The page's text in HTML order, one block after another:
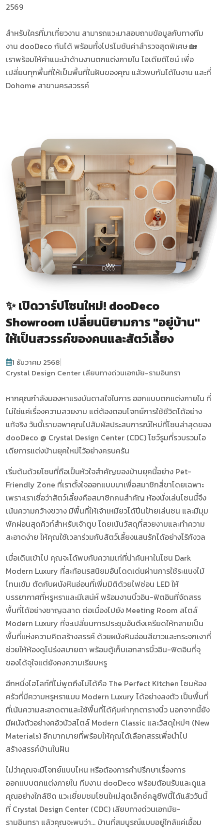
2569
สำหรับใครที่มาเที่ยวงาน สามารถแวะมาสอบถามข้อมูลกับทางทีม
งาน dooDeco กันได้ พร้อมทั้งโปรโมชันค่าสำรวจสุดพิเศษ 🏡
เราพร้อมให้คำแนะนำด้านงานตกแต่งภายใน ไอเดียดีไซน์ เพื่อ
เปลี่ยนทุกพื้นที่ให้เป็นพื้นที่ในฝันของคุณ แล้วพบกันได้ในงาน และที่
Dohome สาขานครสวรรค์
✨ เปิดวาร์ปโซนใหม่! dooDeco
Showroom เปลี่ยนนิยามการ "อยู่บ้าน"
ให้เป็นสวรรค์ของคนและสัตว์เลี้ยง
1 ธันวาคม 2568|
Crystal Design Center เลียบทางด่วนเอกมัย-รามอินทรา
หากคุณกำลังมองหาแรงบันดาลใจในการ ออกแบบตกแต่งภายใน ที่
ไม่ใช่แค่เรื่องความสวยงาม แต่ต้องตอบโจทย์การใช้ชีวิตได้อย่าง
แท้จริง วันนี้เราขอพาคุณไปสัมผัสประสบการณ์ใหม่ที่โซนล่าสุดของ
dooDeco @ Crystal Design Center (CDC)โชว์รูมที่รวบรวมไอ
เดียการแต่งบ้านยุคใหม่ไว้อย่างครบครัน
เริ่มต้นด้วยโซนที่ถือเป็นหัวใจสำคัญของบ้านยุคนี้อย่าง Pet-
Friendly Zone ที่เราตั้งใจออกแบบมาเพื่อสมาชิกสี่ขาโดยเฉพาะ
เพราะเราเชื่อว่าสัตว์เลี้ยงคือสมาชิกคนสำคัญ ห้องนั่งเล่นโซนนี้จึง
เน้นความกว้างขวาง มีพื้นที่ให้เจ้าเหมียวได้ปีนป้ายเล่นซน และมีมุม
พักผ่อนสุดคิวท์สำหรับเจ้าตูบ โดยเน้นวัสดุที่สวยงามและทำความ
สะอาดง่าย ให้คุณใช้เวลาร่วมกับสัตว์เลี้ยงแสนรักได้อย่างไร้กังวล
เมื่อเดินเข้าไป คุณจะได้พบกับความเท่ที่น่าค้นหาในโซน Dark
Modern Luxury ที่สะท้อนรสนิยมอันโดดเด่นผ่านการใช้ระแนงไม้
โทนเข้ม ตัดกับผนังหินอ่อนที่เพิ่มมิติด้วยไฟซ่อน LED ให้
บรรยากาศที่หรูหราและมีเสน่ห์ พร้อมงานบิ้วอิน-ฟิตอินที่จัดสรร
พื้นที่ได้อย่างชาญฉลาด ต่อเนื่องไปยัง Meeting Room สไตล์
Modern Luxury ที่จะเปลี่ยนการประชุมอันตึงเครียดให้กลายเป็น
พื้นที่แห่งความคิดสร้างสรรค์ ด้วยผนังหินอ่อนสีขาวและกระจกเงาที่
ช่วยให้ห้องดูโปร่งสบายตา พร้อมตู้เก็บเอกสารบิ้วอิน-ฟิตอินที่จุ
ของได้จุใจแต่ยังคงความเรียบหรู
อีกหนึ่งไฮไลท์ที่ไม่พูดถึงไม่ได้คือ The Perfect Kitchen โซนห้อง
ครัวที่มีความหรูหราแบบ Modern Luxury ได้อย่างลงตัว เป็นพื้นที่
ที่เน้นความสะอาดตาและใช้พื้นที่ได้คุ้มค่าทุกตารางนิ้ว นอกจากนี้ยัง
มีผนังตัวอย่างคอ้วบัวสไตล์ Modern Classic และวัสดุใหม่ๆ (New
Materials) อีกมากมายที่พร้อมให้คุณได้เลือกสรรเพื่อนำไป
สร้างสรรค์บ้านในฝัน
ไม่ว่าคุณจะมีโจทย์แบบไหน หรือต้องการคำปรึกษาเรื่องการ
ออกแบบตกแต่งภายใน ทีมงาน dooDeco พร้อมต้อนรับและดูแล
คุณอย่างใกล้ชิด แวะเยี่ยมชมโซนใหม่สุดเอ็กซ์คลูซีฟนี้ได้แล้ววันนี้
ที่ Crystal Design Center (CDC) เลียบทางด่วนเอกมัย-
รามอินทรา แล้วคุณจะพบว่า... บ้านที่สมบูรณ์แบบอยู่ใกล้แค่เอื้อม